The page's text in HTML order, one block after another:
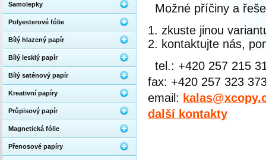
Možné příčiny a
zkuste jinou
kontaktujte nás,
tel.: +420 257 215
fax: +420 257 323
email:
další kontakty
Samolepky
Polyesterové fólie
Bílý hlazený papír
Bílý lesklý papír
Bílý saténový papír
Kreativní papíry
Průpisový papír
Magnetická fólie
Přenosové papíry